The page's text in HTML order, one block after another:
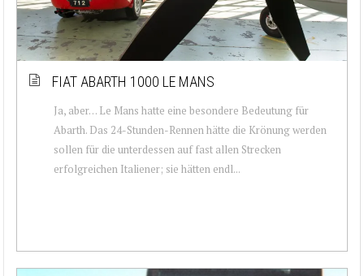
FIAT ABARTH 1000 LE MANS
Ja, aber… Le Mans hatte eine besondere Bedeutung für
Abarth. Das 24-Stunden-Rennen hätte die Krönung werden
sollen für die unterdessen auf fast allen Strecken
erfolgreichen Italiener; sie hätten endl...